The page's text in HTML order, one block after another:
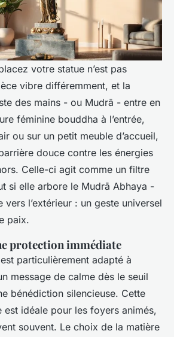
votre statue n’est pas
vibre différemment, et la
des mains - ou Mudrā - entre en
féminine bouddha à l’entrée,
ou sur un petit meuble d’accueil,
douce contre les énergies
Celle-ci agit comme un filtre
si elle arbore le Mudrā Abhaya -
vers l’extérieur : un geste universel
paix.
protection immédiate
particulièrement adapté à
message de calme dès le seuil
bénédiction silencieuse. Cette
est idéale pour les foyers animés,
souvent. Le choix de la matière